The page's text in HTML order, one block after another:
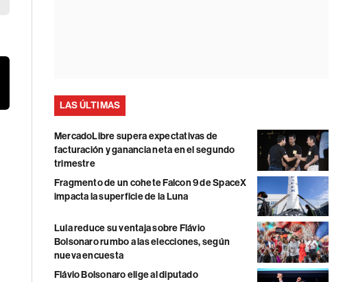
LAS ÚLTIMAS
MercadoLibre supera expectativas de
facturación y ganancia neta en el segundo
trimestre
Fragmento de un cohete Falcon 9 de SpaceX
impacta la superficie de la Luna
Lula reduce su ventaja sobre Flávio
Bolsonaro rumbo a las elecciones, según
nueva encuesta
Flávio Bolsonaro elige al diputado